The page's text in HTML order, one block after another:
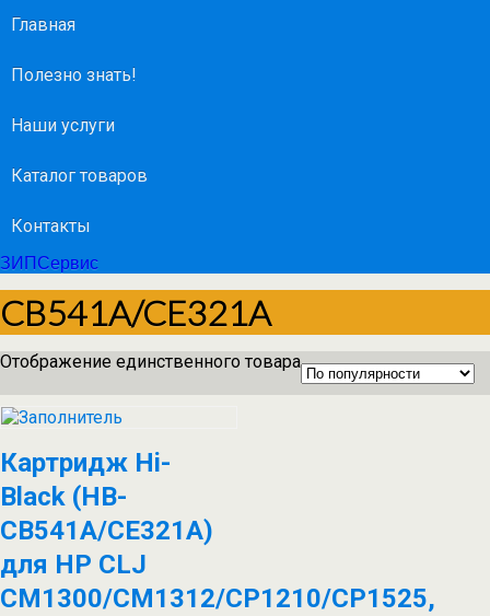
Главная
Полезно знать!
Наши услуги
Каталог товаров
Контакты
ЗИПСервис
CB541A/CE321A
Отображение единственного товара
Картридж Hi-
Black (HB-
CB541A/CE321A)
для HP CLJ
CM1300/CM1312/CP1210/CP1525,